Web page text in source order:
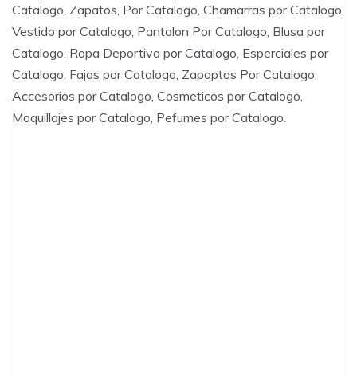
Catalogo, Zapatos, Por Catalogo, Chamarras por Catalogo,
Vestido por Catalogo, Pantalon Por Catalogo, Blusa por
Catalogo, Ropa Deportiva por Catalogo, Esperciales por
Catalogo, Fajas por Catalogo, Zapaptos Por Catalogo,
Accesorios por Catalogo, Cosmeticos por Catalogo,
Maquillajes por Catalogo, Pefumes por Catalogo.